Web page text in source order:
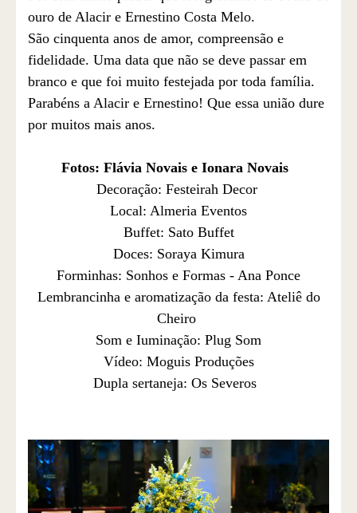
ouro de Alacir e Ernestino Costa Melo.
São cinquenta anos de amor, compreensão e
fidelidade. Uma data que não se deve passar em
branco e que foi muito festejada por toda família.
Parabéns a Alacir e Ernestino! Que essa união dure
por muitos mais anos.
Fotos: Flávia Novais e Ionara Novais
Decoração: Festeirah Decor
Local: Almeria Eventos
Buffet: Sato Buffet
Doces: Soraya Kimura
Forminhas: Sonhos e Formas - Ana Ponce
Lembrancinha e aromatização da festa: Ateliê do
Cheiro
Som e Iuminação: Plug Som
Vídeo: Moguis Produções
Dupla sertaneja: Os Severos